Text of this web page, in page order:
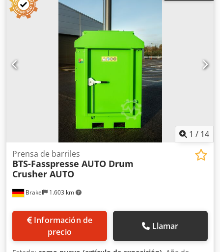
1 / 14
Brakel 1.603 km
Prensa de barriles
BTS-Fasspresse AUTO Drum
Crusher AUTO
Información de
precio
Llamar